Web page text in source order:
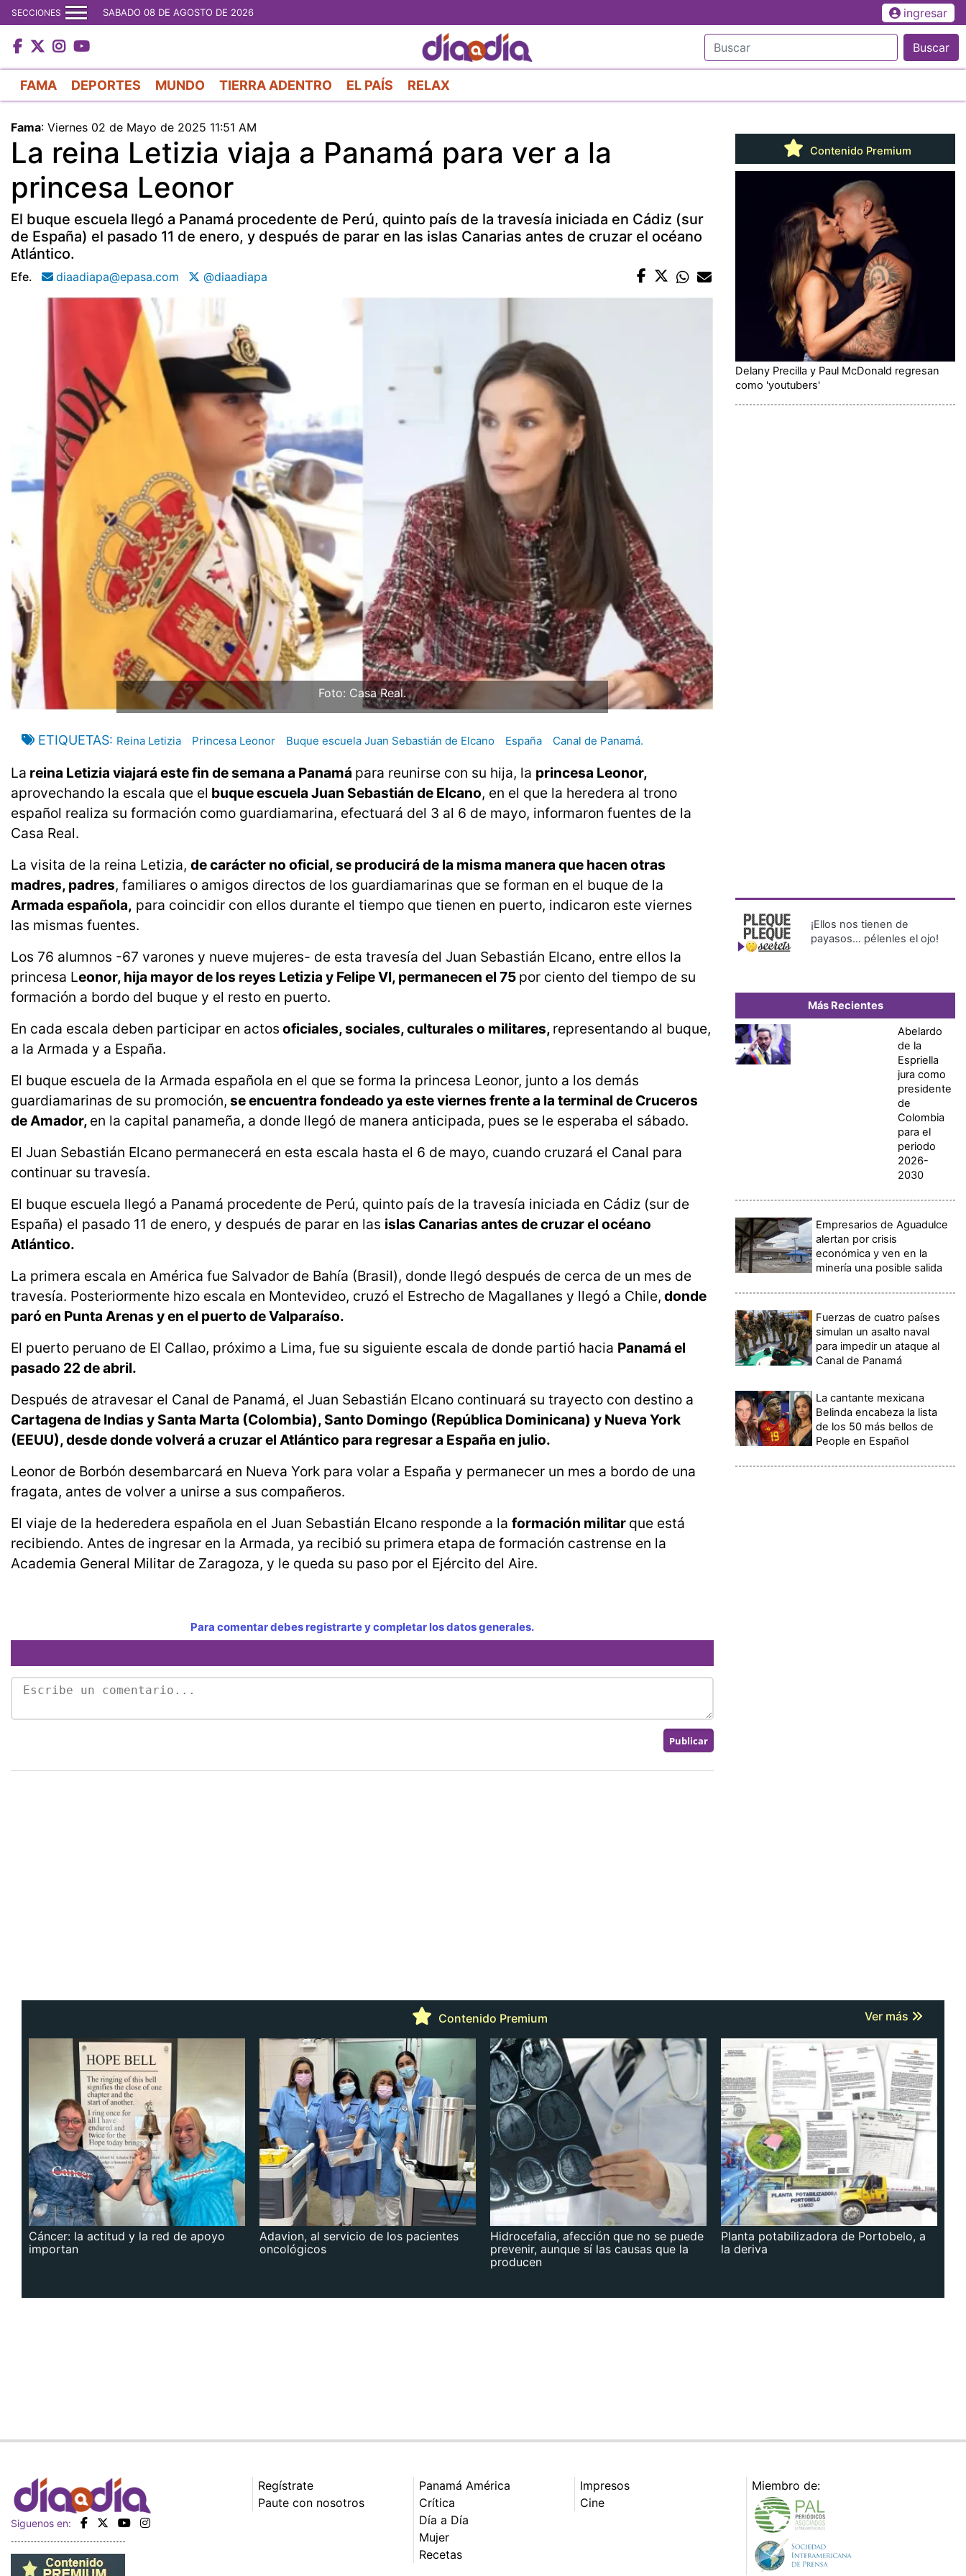
al
contenido
principal
SECCIONES SABADO 08 DE AGOSTO DE 2026 ingresar
Buscar
FAMA DEPORTES MUNDO TIERRA ADENTRO EL PAÍS RELAX
Fama: Viernes 02 de Mayo de 2025 11:51 AM
La reina Letizia viaja a Panamá para ver a la
princesa Leonor
El buque escuela llegó a Panamá procedente de Perú, quinto país de la travesía iniciada en Cádiz (sur
de España) el pasado 11 de enero, y después de parar en las islas Canarias antes de cruzar el océano
Atlántico.
Efe. diaadiapa@epasa.com @diaadiapa
Foto: Casa Real.
ETIQUETAS Reina Letizia Princesa Leonor Buque escuela Juan Sebastián de Elcano España Canal de Panamá.
La reina Letizia viajará este fin de semana a Panamá para reunirse con su hija, la princesa Leonor,
aprovechando la escala que el buque escuela Juan Sebastián de Elcano, en el que la heredera al trono
español realiza su formación como guardiamarina, efectuará del 3 al 6 de mayo, informaron fuentes de la
Casa Real.
La visita de la reina Letizia, de carácter no oficial, se producirá de la misma manera que hacen otras
madres, padres, familiares o amigos directos de los guardiamarinas que se forman en el buque de la
Armada española, para coincidir con ellos durante el tiempo que tienen en puerto, indicaron este viernes
las mismas fuentes.
Los 76 alumnos -67 varones y nueve mujeres- de esta travesía del Juan Sebastián Elcano, entre ellos la
princesa Leonor, hija mayor de los reyes Letizia y Felipe VI, permanecen el 75 por ciento del tiempo de su
formación a bordo del buque y el resto en puerto.
En cada escala deben participar en actos oficiales, sociales, culturales o militares, representando al buque,
a la Armada y a España.
El buque escuela de la Armada española en el que se forma la princesa Leonor, junto a los demás
guardiamarinas de su promoción, se encuentra fondeado ya este viernes frente a la terminal de Cruceros
de Amador, en la capital panameña, a donde llegó de manera anticipada, pues se le esperaba el sábado.
El Juan Sebastián Elcano permanecerá en esta escala hasta el 6 de mayo, cuando cruzará el Canal para
continuar su travesía.
El buque escuela llegó a Panamá procedente de Perú, quinto país de la travesía iniciada en Cádiz (sur de
España) el pasado 11 de enero, y después de parar en las islas Canarias antes de cruzar el océano
Atlántico.
La primera escala en América fue Salvador de Bahía (Brasil), donde llegó después de cerca de un mes de
travesía. Posteriormente hizo escala en Montevideo, cruzó el Estrecho de Magallanes y llegó a Chile, donde
paró en Punta Arenas y en el puerto de Valparaíso.
El puerto peruano de El Callao, próximo a Lima, fue su siguiente escala de donde partió hacia Panamá el
pasado 22 de abril.
Después de atravesar el Canal de Panamá, el Juan Sebastián Elcano continuará su trayecto con destino a
Cartagena de Indias y Santa Marta (Colombia), Santo Domingo (República Dominicana) y Nueva York
(EEUU), desde donde volverá a cruzar el Atlántico para regresar a España en julio.
Leonor de Borbón desembarcará en Nueva York para volar a España y permanecer un mes a bordo de una
fragata, antes de volver a unirse a sus compañeros.
El viaje de la hederedera española en el Juan Sebastián Elcano responde a la formación militar que está
recibiendo. Antes de ingresar en la Armada, ya recibió su primera etapa de formación castrense en la
Academia General Militar de Zaragoza, y le queda su paso por el Ejército del Aire.
Para comentar debes registrarte y completar los datos generales.
Contenido Premium
Delany Precilla y Paul McDonald regresan
como 'youtubers'
¡Ellos nos tienen de
payasos… pélenles el ojo!
Más Recientes
Abelardo
de la
Espriella
jura como
presidente
de
Colombia
para el
periodo
2026-
2030
Empresarios de Aguadulce
alertan por crisis
económica y ven en la
minería una posible salida
Fuerzas de cuatro países
simulan un asalto naval
para impedir un ataque al
Canal de Panamá
La cantante mexicana
Belinda encabeza la lista
de los 50 más bellos de
People en Español
Contenido Premium Ver más
Cáncer: la actitud y la red de apoyo
importan
Adavion, al servicio de los pacientes
oncológicos
Hidrocefalia, afección que no se puede
prevenir, aunque sí las causas que la
producen
Planta potabilizadora de Portobelo, a
la deriva
Siguenos en:
Regístrate
Paute con nosotros
Panamá América
Crítica
Día a Día
Mujer
Recetas
Impresos
Cine
Miembro de: